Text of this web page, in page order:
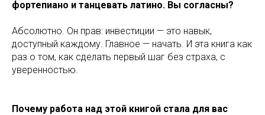
фортепиано и танцевать латино. Вы согласны?
Абсолютно. Он прав: инвестиции — это навык,
доступный каждому. Главное — начать. И эта книга как
раз о том, как сделать первый шаг без страха, с
уверенностью.
Почему работа над этой книгой стала для вас